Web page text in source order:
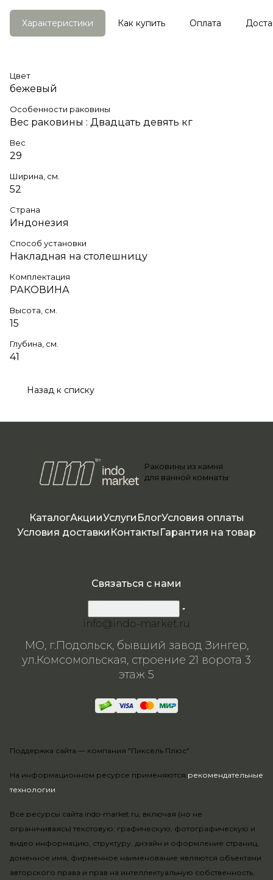
Характеристики Как купить Оплата
Цвет
бежевый
Особенности раковины
Вес раковины : Двадцать девять кг
Вес
29
Ширина, см.
52
Страна
Индонезия
Способ установки
Накладная на столешницу
Комплектация
РАКОВИНА
Высота, см.
15
Глубина, см.
41
Назад к списку
Раковины из камня
для ванной комнаты
КаталогАкцииУслуги БлогУсловия оплаты
Условия доставки Контакты Гарантия на товар
На информационном ресурсе применяются рекомендательные
технологии.
Все ресурсы сайта indo-market.ru, включая (но не
ограничиваясь) текстовую, графическую, фотографическую и
видео информацию, структуру, дизайн и оформление страниц,
доменное имя, фирменное наименование являются объектами
авторского права и прав на интеллектуальную собственность,
Связаться с нами
info@indo-market.ru
МО, г.Подольск, бывший завод Зингер,
ул.Комсомольская, строение 21 ворота 3
этаж 5
Поддержка сайта — компания "Пиксель Плюс"